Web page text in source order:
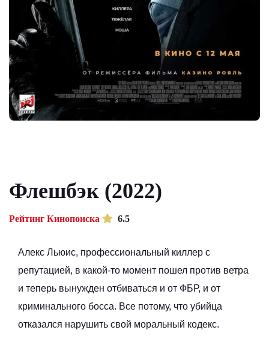
Флешбэк (2022)
Рейтинг Кинопоиска 6.5
Алекс Льюис, профессиональный киллер с
репутацией, в какой-то момент пошел против ветра
и теперь вынужден отбиваться и от ФБР, и от
криминального босса. Все потому, что убийца
отказался нарушить свой моральный кодекс.